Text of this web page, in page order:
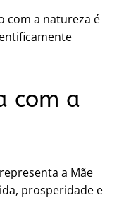
com a natureza é
com a
a Mãe
prosperidade e